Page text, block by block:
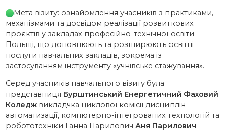
Мета візиту: ознайомлення учасників з практиками,
механізмами та досвідом реалізації розвиткових
проєктів у закладах професійно-технічної освіти
Польщі, що доповнюють та розширюють освітні
послуги навчальних закладів, зокрема із
застосуванням інструменту «учнівське стажування».
Серед учасників навчального візиту була
представниця Бурштинський Енергетичний Фаховий
Коледжвикладчка циклової комісії дисциплін
автоматизації, компютерно-інтегрованих технологій та
робототехніки Ганна Парилович Аня Парилович